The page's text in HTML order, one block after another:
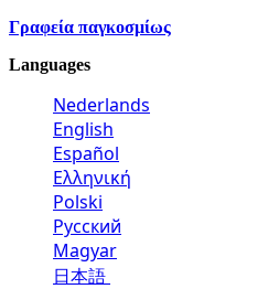
Γραφεία παγκοσμίως
Languages
Nederlands
English
Español
Ελληνική
Polski
Русский
Magyar
日本語